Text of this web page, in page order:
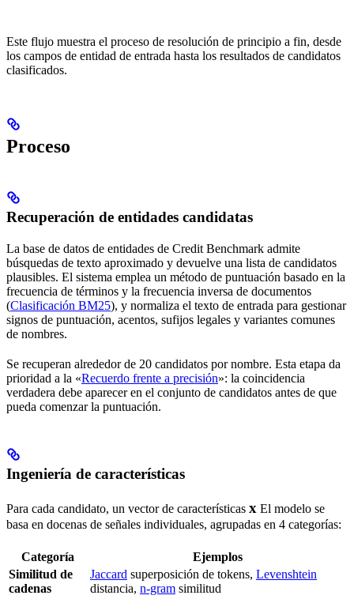
Este flujo muestra el proceso de resolución de principio a fin, desde
los campos de entidad de entrada hasta los resultados de candidatos
clasificados.
Proceso
Recuperación de entidades candidatas
La base de datos de entidades de Credit Benchmark admite
búsquedas de texto aproximado y devuelve una lista de candidatos
plausibles. El sistema emplea un método de puntuación basado en la
frecuencia de términos y la frecuencia inversa de documentos
(Clasificación BM25), y normaliza el texto de entrada para gestionar
signos de puntuación, acentos, sufijos legales y variantes comunes
de nombres.
Se recuperan alrededor de 20 candidatos por nombre. Esta etapa da
prioridad a la «Recuerdo frente a precisión»: la coincidencia
verdadera debe aparecer en el conjunto de candidatos antes de que
pueda comenzar la puntuación.
Ingeniería de características
Para cada candidato, un vector de características \mathbf{x}
x El modelo se
basa en docenas de señales individuales, agrupadas en 4 categorías:
Categoría
Ejemplos
Similitud de
cadenas
Jaccard superposición de tokens, Levenshtein
distancia, n-gram similitud